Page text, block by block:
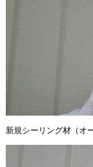
新規シーリング材（オ